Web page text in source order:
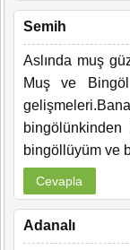
Semih
Aslında muş
Muş ve
bingöllüyüm ve
Cevapla
Adanalı